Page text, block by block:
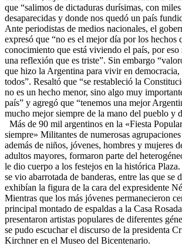
que “salimos de dictaduras durísimas, con
desaparecidas y donde nos quedó un país
Ante periodistas de medios nacionales, el
expresó que “no es el mejor día por los hechos
conocimiento que está viviendo el país, por eso
una reflexión que es triste”. Sin embargo
que hizo la Argentina para vivir en democracia,
todos”. Resaltó que “se restableció la
no es un hecho menor, sino algo muy
país” y agregó que “tenemos una mejor
mucho mejor siempre de la mano del pueblo y
Más de 90 mil argentinos en la «Fiesta
siempre» Militantes de numerosas
además de niños, jóvenes, hombres y mujeres
adultos mayores, formaron parte del
le dio cuerpo a los festejos en la histórica
se vio abarrotada de banderas, entre las que se
exhibían la figura de la cara del expresidente
Mientras que los más jóvenes permanecieron
principal montado de espaldas a la Casa
presentaron artistas populares de diferentes
se pudo escuchar el discurso de la presidenta
Kirchner en el Museo del Bicentenario.